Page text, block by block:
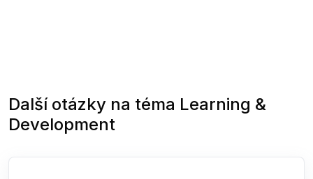
Další otázky na téma Learning &
Development